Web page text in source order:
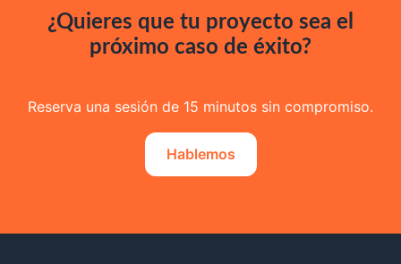
¿Quieres que tu proyecto sea el
próximo caso de éxito?
Reserva una sesión de 15 minutos sin compromiso.
Hablemos